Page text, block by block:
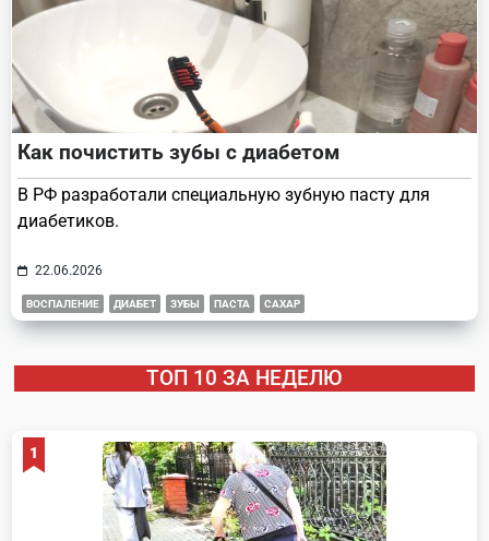
Как почистить зубы с диабетом
В РФ разработали специальную зубную пасту для
диабетиков.
22.06.2026
ВОСПАЛЕНИЕ ДИАБЕТ ЗУБЫ ПАСТА САХАР
ТОП 10 ЗА НЕДЕЛЮ